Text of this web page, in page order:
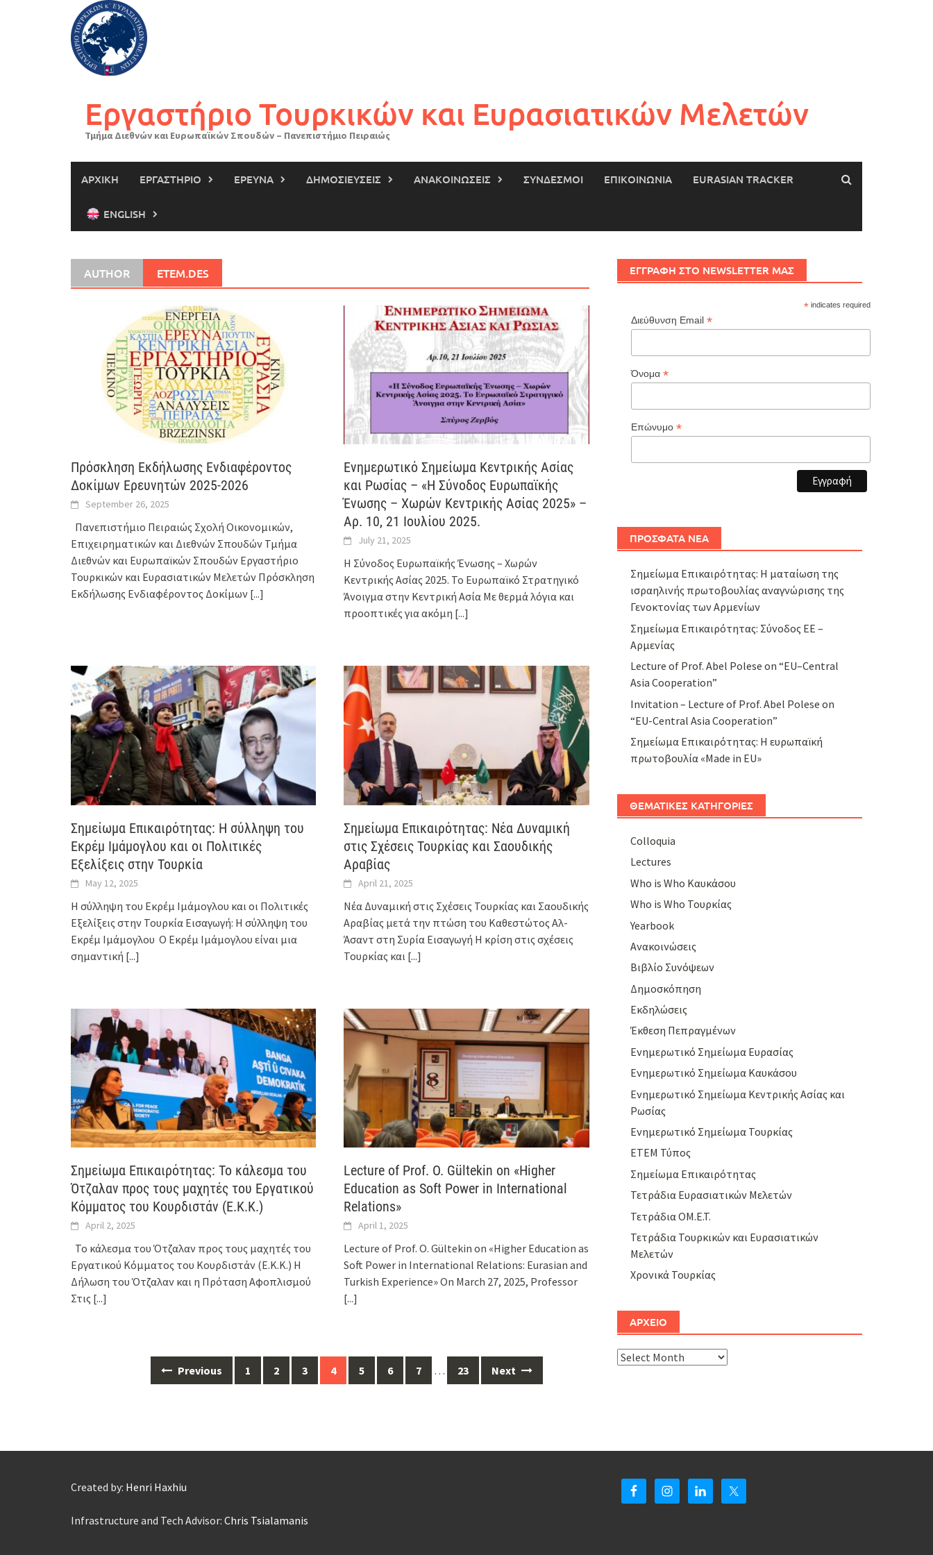
Εργαστήριο Τουρκικών και Ευρασιατικών Μελετών
Τμήμα Διεθνών και Ευρωπαϊκών Σπουδών – Πανεπιστήμιο Πειραιώς
ΑΡΧΙΚΗ ΕΡΓΑΣΤΗΡΙΟ ΕΡΕΥΝΑ ΔΗΜΟΣΙΕΥΣΕΙΣ ΑΝΑΚΟΙΝΩΣΕΙΣ ΣΥΝΔΕΣΜΟΙ ΕΠΙΚΟΙΝΩΝΙΑ EURASIAN TRACKER
ENGLISH
AUTHOR ETEM.DES
Πρόσκληση Εκδήλωσης Ενδιαφέροντος
Δοκίμων Ερευνητών 2025-2026
September 26, 2025
Πανεπιστήμιο Πειραιώς Σχολή Οικονομικών,
Επιχειρηματικών και Διεθνών Σπουδών Τμήμα
Διεθνών και Ευρωπαϊκών Σπουδών Εργαστήριο
Τουρκικών και Ευρασιατικών Μελετών Πρόσκληση
Εκδήλωσης Ενδιαφέροντος Δοκίμων [...]
Ενημερωτικό Σημείωμα Κεντρικής Ασίας
και Ρωσίας – «Η Σύνοδος Ευρωπαϊκής
Ένωσης – Χωρών Κεντρικής Ασίας 2025» –
Αρ. 10, 21 Ιουλίου 2025.
July 21, 2025
Η Σύνοδος Ευρωπαϊκής Ένωσης – Χωρών
Κεντρικής Ασίας 2025. Το Ευρωπαϊκό Στρατηγικό
Άνοιγμα στην Κεντρική Ασία Με θερμά λόγια και
προοπτικές για ακόμη [...]
Σημείωμα Επικαιρότητας: Η σύλληψη του
Εκρέμ Ιμάμογλου και οι Πολιτικές
Εξελίξεις στην Τουρκία
May 12, 2025
Η σύλληψη του Εκρέμ Ιμάμογλου και οι Πολιτικές
Εξελίξεις στην Τουρκία Εισαγωγή: Η σύλληψη του
Εκρέμ Ιμάμογλου Ο Εκρέμ Ιμάμογλου είναι μια
σημαντική [...]
Σημείωμα Επικαιρότητας: Νέα Δυναμική
στις Σχέσεις Τουρκίας και Σαουδικής
Αραβίας
April 21, 2025
Νέα Δυναμική στις Σχέσεις Τουρκίας και Σαουδικής
Αραβίας μετά την πτώση του Καθεστώτος Αλ-
Άσαντ στη Συρία Εισαγωγή Η κρίση στις σχέσεις
Τουρκίας και [...]
Σημείωμα Επικαιρότητας: Το κάλεσμα του
Ότζαλαν προς τους μαχητές του Εργατικού
Κόμματος του Κουρδιστάν (Ε.K.K.)
April 2, 2025
Το κάλεσμα του Ότζαλαν προς τους μαχητές του
Εργατικού Κόμματος του Κουρδιστάν (Ε.K.K.) Η
Δήλωση του Ότζαλαν και η Πρόταση Αφοπλισμού
Στις [...]
Lecture of Prof. O. Gültekin on «Higher
Education as Soft Power in International
Relations»
April 1, 2025
Lecture of Prof. O. Gültekin on «Higher Education as
Soft Power in International Relations: Eurasian and
Turkish Experience» On March 27, 2025, Professor
[...]
Previous 1 2 3 4 5 6 7 … 23 Next
ΕΓΓΡΑΦΗ ΣΤΟ NEWSLETTER ΜΑΣ
* indicates required
Διεύθυνση Email *
Όνομα *
Επώνυμο *
ΠΡΟΣΦΑΤΑ ΝΕΑ
Σημείωμα Επικαιρότητας: Η ματαίωση της
ισραηλινής πρωτοβουλίας αναγνώρισης της
Γενοκτονίας των Αρμενίων
Σημείωμα Επικαιρότητας: Σύνοδος ΕΕ –
Αρμενίας
Lecture of Prof. Abel Polese on “EU–Central
Asia Cooperation”
Invitation – Lecture of Prof. Abel Polese on
“EU-Central Asia Cooperation”
Σημείωμα Επικαιρότητας: Η ευρωπαϊκή
πρωτοβουλία «Made in EU»
ΘΕΜΑΤΙΚΕΣ ΚΑΤΗΓΟΡΙΕΣ
Colloquia
Lectures
Who is Who Καυκάσου
Who is Who Τουρκίας
Yearbook
Ανακοινώσεις
Βιβλίο Συνόψεων
Δημοσκόπηση
Εκδηλώσεις
Έκθεση Πεπραγμένων
Ενημερωτικό Σημείωμα Ευρασίας
Ενημερωτικό Σημείωμα Καυκάσου
Ενημερωτικό Σημείωμα Κεντρικής Ασίας και
Ρωσίας
Ενημερωτικό Σημείωμα Τουρκίας
ΕΤΕΜ Τύπος
Σημείωμα Επικαιρότητας
Τετράδια Ευρασιατικών Μελετών
Τετράδια ΟΜ.Ε.Τ.
Τετράδια Τουρκικών και Ευρασιατικών
Μελετών
Χρονικά Τουρκίας
ΑΡΧΕΙΟ
ΑΡΧΕΙΟ
Created by: Henri Haxhiu
Infrastructure and Tech Advisor: Chris Tsialamanis